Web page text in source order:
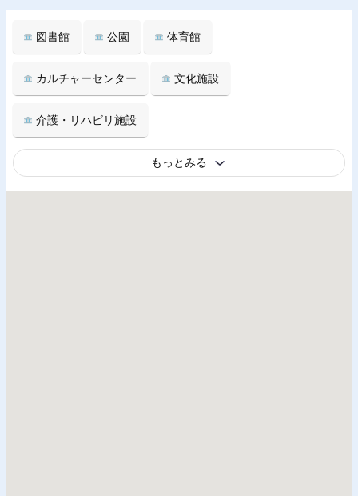
図書館 公園 体育館
カルチャーセンター 文化施設
介護・リハビリ施設
もっとみる